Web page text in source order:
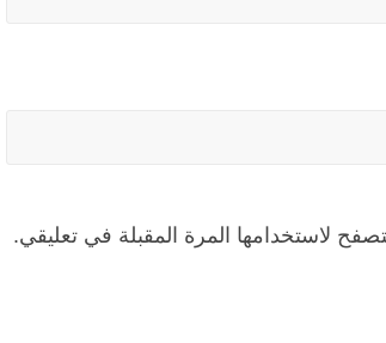
لاستخدامها المرة المقبلة في تعليقي.